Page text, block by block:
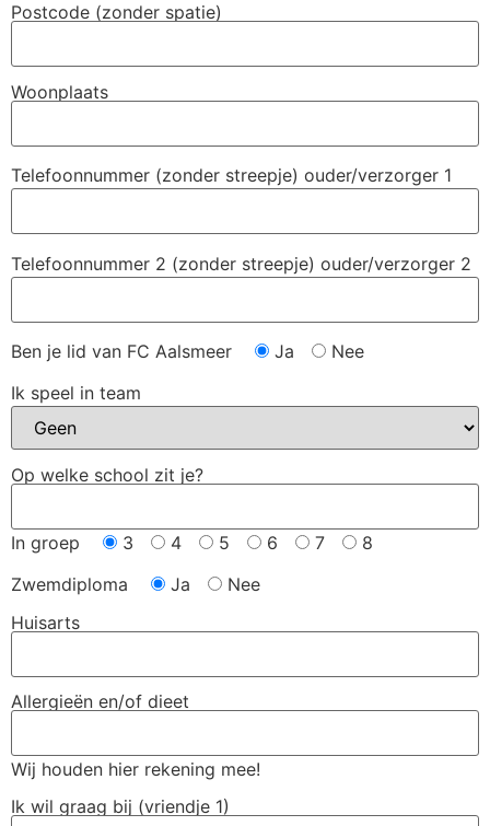
Postcode (zonder spatie)
Woonplaats
Telefoonnummer (zonder streepje) ouder/verzorger 1
Telefoonnummer 2 (zonder streepje) ouder/verzorger 2
Ben je lid van FC Aalsmeer Ja
Nee
Ik speel in team
Op welke school zit je?
In groep 3 4 5 6 7
8
Zwemdiploma
Ja
Nee
Huisarts
Allergieën en/of dieet
Wij houden hier rekening mee!
Ik wil graag bij (vriendje 1)